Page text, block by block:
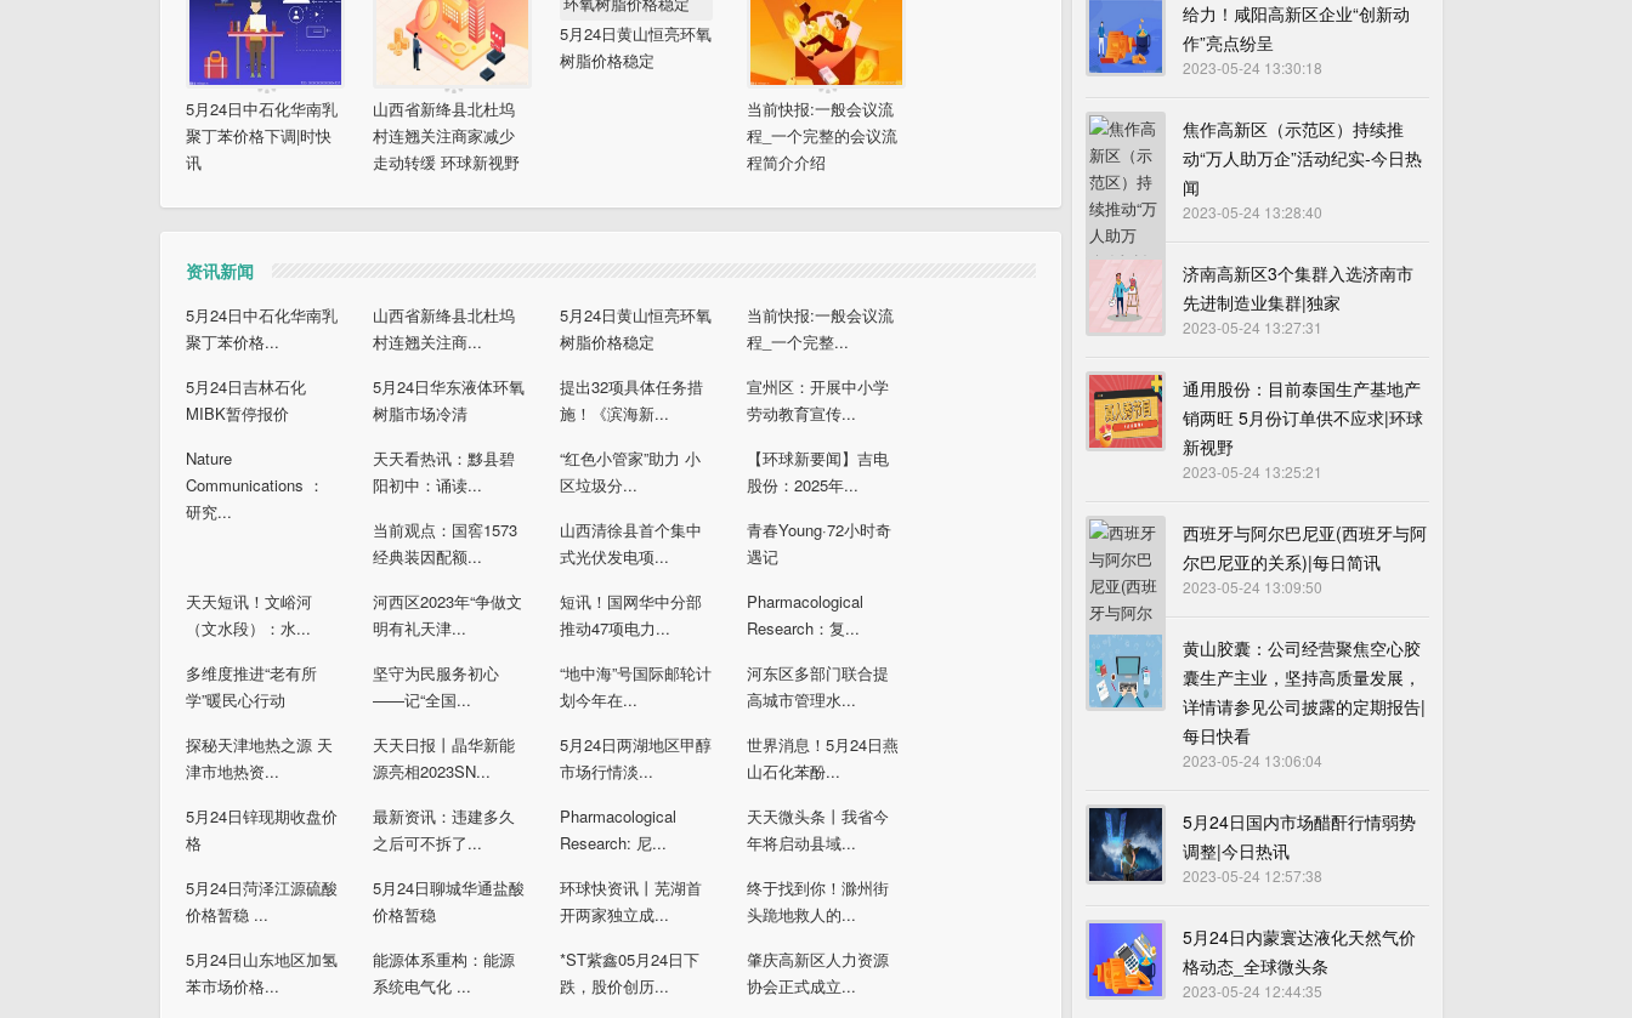
5月24日中石化华南乳
聚丁苯价格下调|时快
讯
山西省新绛县北杜坞
村连翘关注商家减少
走动转缓 环球新视野
5月24日黄山恒亮环氧
树脂价格稳定
当前快报:一般会议流
程_一个完整的会议流
程简介介绍
资讯新闻
5月24日中石化华南乳
聚丁苯价格...
山西省新绛县北杜坞
村连翘关注商...
5月24日黄山恒亮环氧
树脂价格稳定
当前快报:一般会议流
程_一个完整...
5月24日吉林石化
MIBK暂停报价
5月24日华东液体环氧
树脂市场冷清
提出32项具体任务措
施！《滨海新...
宣州区：开展中小学
劳动教育宣传...
Nature
Communications ：
研究...
天天看热讯：黟县碧
阳初中：诵读...
“红色小管家”助力 小
区垃圾分...
【环球新要闻】吉电
股份：2025年...
当前观点：国窖1573
经典装因配额...
山西清徐县首个集中
式光伏发电项...
青春Young·72小时奇
遇记
天天短讯！文峪河
（文水段）：水...
河西区2023年“争做文
明有礼天津...
短讯！国网华中分部
推动47项电力...
Pharmacological
Research：复...
多维度推进“老有所
学”暖民心行动
坚守为民服务初心
——记“全国...
“地中海”号国际邮轮计
划今年在...
河东区多部门联合提
高城市管理水...
探秘天津地热之源 天
津市地热资...
天天日报丨晶华新能
源亮相2023SN...
5月24日两湖地区甲醇
市场行情淡...
世界消息！5月24日燕
山石化苯酚...
5月24日锌现期收盘价
格
最新资讯：违建多久
之后可不拆了...
Pharmacological
Research: 尼...
天天微头条丨我省今
年将启动县域...
5月24日菏泽江源硫酸
价格暂稳 ...
5月24日聊城华通盐酸
价格暂稳
环球快资讯丨芜湖首
开两家独立成...
终于找到你！滁州街
头跪地救人的...
5月24日山东地区加氢
苯市场价格...
能源体系重构：能源
系统电气化 ...
*ST紫鑫05月24日下
跌，股价创历...
肇庆高新区人力资源
协会正式成立...
给力！咸阳高新区企业“创新动
作”亮点纷呈
2023-05-24 13:30:18
焦作高新区（示范区）持续推
动“万人助万企”活动纪实-今日热
闻
2023-05-24 13:28:40
济南高新区3个集群入选济南市
先进制造业集群|独家
2023-05-24 13:27:31
通用股份：目前泰国生产基地产
销两旺 5月份订单供不应求|环球
新视野
2023-05-24 13:25:21
西班牙与阿尔巴尼亚(西班牙与阿
尔巴尼亚的关系)|每日简讯
2023-05-24 13:09:50
黄山胶囊：公司经营聚焦空心胶
囊生产主业，坚持高质量发展，
详情请参见公司披露的定期报告|
每日快看
2023-05-24 13:06:04
5月24日国内市场醋酐行情弱势
调整|今日热讯
2023-05-24 12:57:38
5月24日内蒙寰达液化天然气价
格动态_全球微头条
2023-05-24 12:44:35